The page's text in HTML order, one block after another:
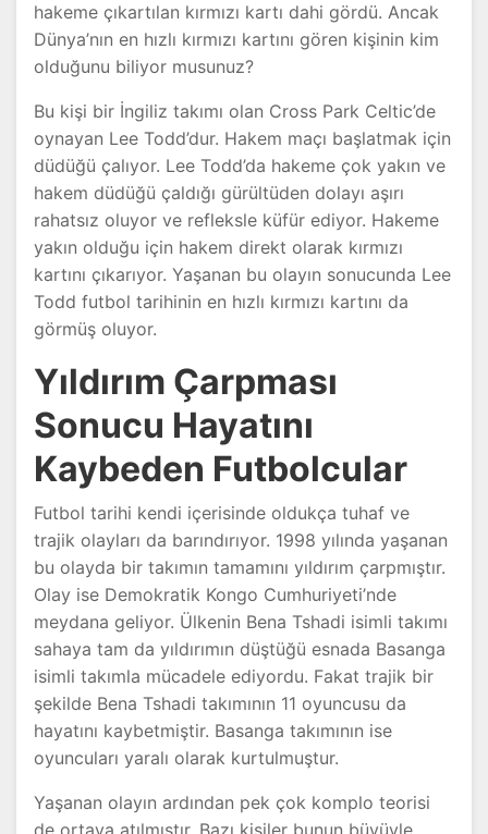
hakeme çıkartılan kırmızı kartı dahi gördü. Ancak
Dünya’nın en hızlı kırmızı kartını gören kişinin kim
olduğunu biliyor musunuz?
Bu kişi bir İngiliz takımı olan Cross Park Celtic’de
oynayan Lee Todd’dur. Hakem maçı başlatmak için
düdüğü çalıyor. Lee Todd’da hakeme çok yakın ve
hakem düdüğü çaldığı gürültüden dolayı aşırı
rahatsız oluyor ve refleksle küfür ediyor. Hakeme
yakın olduğu için hakem direkt olarak kırmızı
kartını çıkarıyor. Yaşanan bu olayın sonucunda Lee
Todd futbol tarihinin en hızlı kırmızı kartını da
görmüş oluyor.
Yıldırım Çarpması
Sonucu Hayatını
Kaybeden Futbolcular
Futbol tarihi kendi içerisinde oldukça tuhaf ve
trajik olayları da barındırıyor. 1998 yılında yaşanan
bu olayda bir takımın tamamını yıldırım çarpmıştır.
Olay ise Demokratik Kongo Cumhuriyeti’nde
meydana geliyor. Ülkenin Bena Tshadi isimli takımı
sahaya tam da yıldırımın düştüğü esnada Basanga
isimli takımla mücadele ediyordu. Fakat trajik bir
şekilde Bena Tshadi takımının 11 oyuncusu da
hayatını kaybetmiştir. Basanga takımının ise
oyuncuları yaralı olarak kurtulmuştur.
Yaşanan olayın ardından pek çok komplo teorisi
de ortaya atılmıştır. Bazı kişiler bunun büyüyle